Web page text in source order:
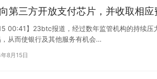
第三方开放支付芯片，并收取相应
00:41】23btc报道，经过数年监管机构的持续
从而使银行及其他服务有机会…
8月15日